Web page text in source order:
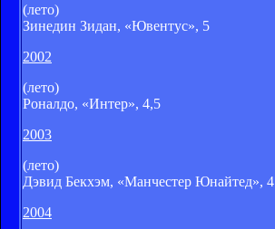
(лето)
Зинедин Зидан, «Ювентус», 5
2002
(лето)
Роналдо, «Интер», 4,5
2003
(лето)
Дэвид Бекхэм, «Манчестер Юнайтед», 4
2004